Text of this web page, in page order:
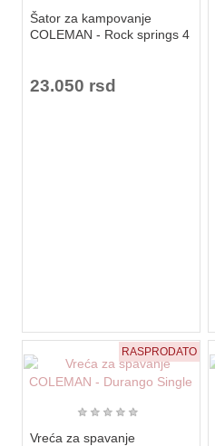
Šator za kampovanje
COLEMAN - Rock springs 4
23.050 rsd
RASPRODATO
★ ★ ★ ★ ★
Vreća za spavanje